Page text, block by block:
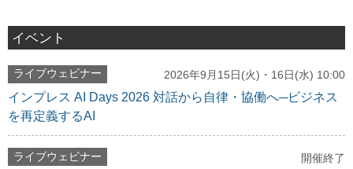
イベント
ライブウェビナー 2026年9月15日(火)・16日(水) 10:00
インプレス AI Days 2026 対話から自律・協働へ─ビジネス
を再定義するAI
ライブウェビナー 開催終了